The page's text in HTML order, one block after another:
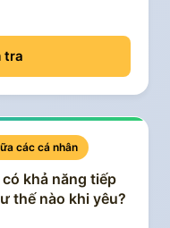
tra
các cá nhân
khả năng tiếp
thế nào khi yêu?